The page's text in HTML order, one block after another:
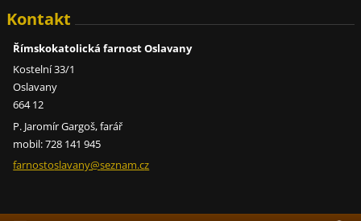
Kontakt
Římskokatolická farnost Oslavany
Kostelní 33/1
Oslavany
664 12
P. Jaromír Gargoš, farář
mobil: 728 141 945
farnostoslavany@seznam.cz